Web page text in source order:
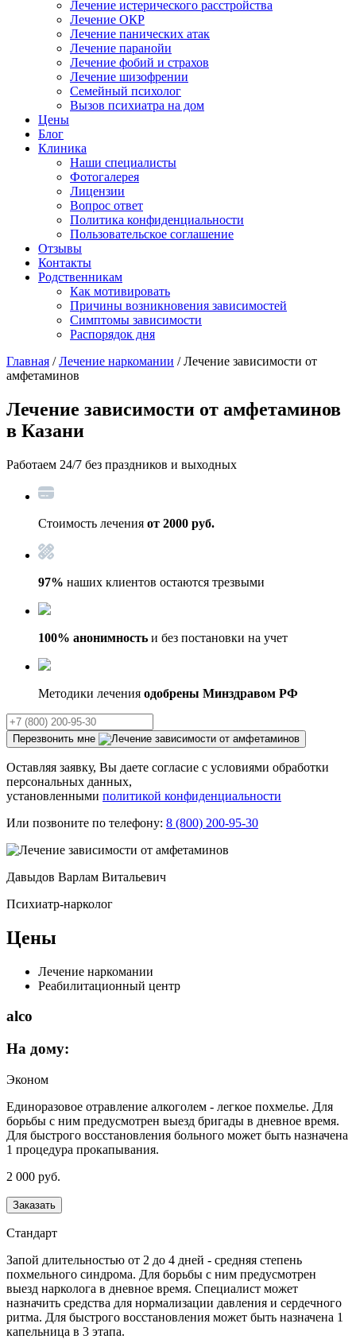
Лечение истерического расстройства
Лечение ОКР
Лечение панических атак
Лечение паранойи
Лечение фобий и страхов
Лечение шизофрении
Семейный психолог
Вызов психиатра на дом
Цены
Блог
Клиника
Наши специалисты
Фотогалерея
Лицензии
Вопрос ответ
Политика конфиденциальности
Пользовательское соглашение
Отзывы
Контакты
Родственникам
Как мотивировать
Причины возникновения зависимостей
Симптомы зависимости
Распорядок дня
Главная /Лечение наркомании / Лечение зависимости от
амфетаминов
Лечение зависимости от амфетаминов
в Казани
Работаем 24/7 без праздников и выходных
Стоимость лечения от 2000 руб.
97% наших клиентов остаются трезвыми
100% анонимность и без постановки на учет
Методики лечения одобрены Минздравом РФ
Перезвонить мне
Оставляя заявку, Вы даете согласие с условиями обработки
персональных данных,
установленными политикой конфиденциальности
Или позвоните по телефону: 8 (800) 200-95-30
Давыдов Варлам Витальевич
Психиатр-нарколог
Цены
Лечение наркомании
Реабилитационный центр
alco
На дому:
Эконом
Единоразовое отравление алкоголем - легкое похмелье. Для
борьбы с ним предусмотрен выезд бригады в дневное время.
Для быстрого восстановления больного может быть назначена
1 процедура прокапывания.
2 000 руб.
Заказать
Стандарт
Запой длительностью от 2 до 4 дней - средняя степень
похмельного синдрома. Для борьбы с ним предусмотрен
выезд нарколога в дневное время. Специалист может
назначить средства для нормализации давления и сердечного
ритма. Для быстрого восстановления может быть назначена 1
капельница в 3 этапа.